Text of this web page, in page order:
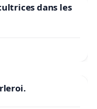
dans les